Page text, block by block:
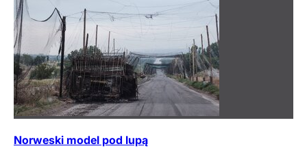
Norweski model pod lupą